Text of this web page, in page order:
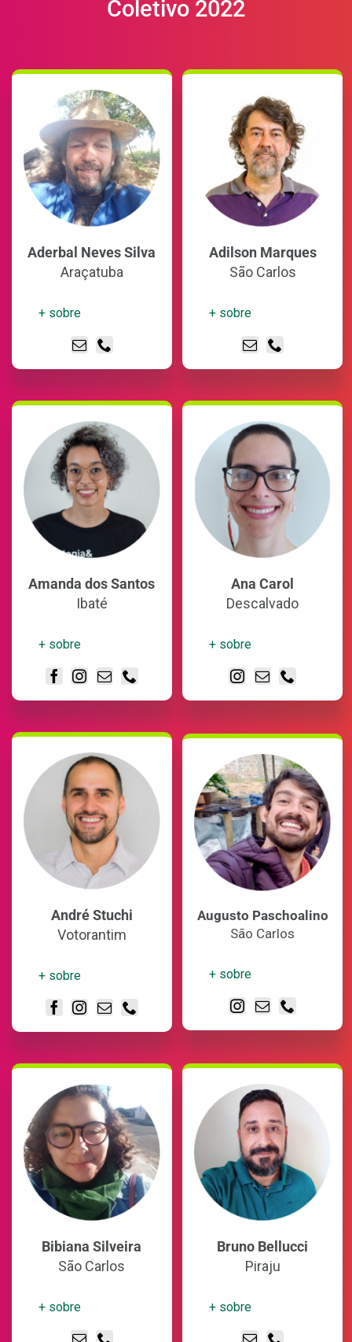
Coletivo 2022
Aderbal Neves Silva
Araçatuba
+ sobre
Adilson Marques
São Carlos
+ sobre
Amanda dos Santos
Ibaté
+ sobre
Ana Carol
Descalvado
+ sobre
André Stuchi
Votorantim
+ sobre
Augusto Paschoalino
São Carlos
+ sobre
Bibiana Silveira
São Carlos
+ sobre
Bruno Bellucci
Piraju
+ sobre